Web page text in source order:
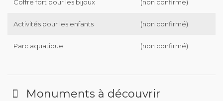
Coffre fort pour les bijoux (non confirmé)
Activités pour les enfants (non confirmé)
Parc aquatique (non confirmé)
Monuments à découvrir